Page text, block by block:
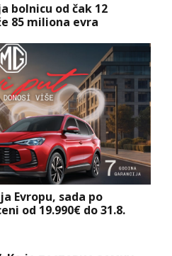
bolnicu od čak 12
85 miliona evra
Evropu, sada po
od 19.990€ do 31.8.